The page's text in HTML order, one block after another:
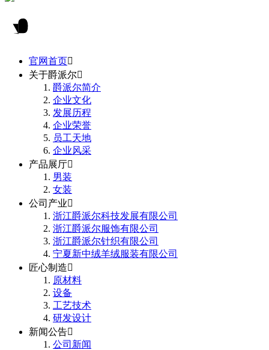
官网首页
关于爵派尔
爵派尔简介
企业文化
发展历程
企业荣誉
员工天地
企业风采
产品展厅
男装
女装
公司产业
浙江爵派尔科技发展有限公司
浙江爵派尔服饰有限公司
浙江爵派尔针织有限公司
宁夏新中绒羊绒服装有限公司
匠心制造
原材料
设备
工艺技术
研发设计
新闻公告
公司新闻